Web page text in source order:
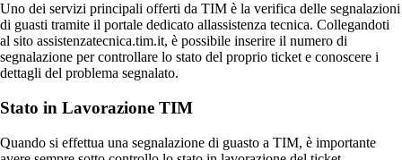
Uno dei servizi principali offerti da TIM è la verifica delle segnalazioni
di guasti tramite il portale dedicato allassistenza tecnica. Collegandoti
al sito assistenzatecnica.tim.it, è possibile inserire il numero di
segnalazione per controllare lo stato del proprio ticket e conoscere i
dettagli del problema segnalato.
Stato in Lavorazione TIM
Quando si effettua una segnalazione di guasto a TIM, è importante